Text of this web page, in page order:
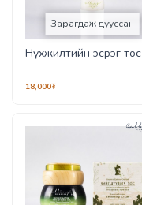
Зарагдаж дууссан
Нүхжилтийн эсрэг тос
18,000₮